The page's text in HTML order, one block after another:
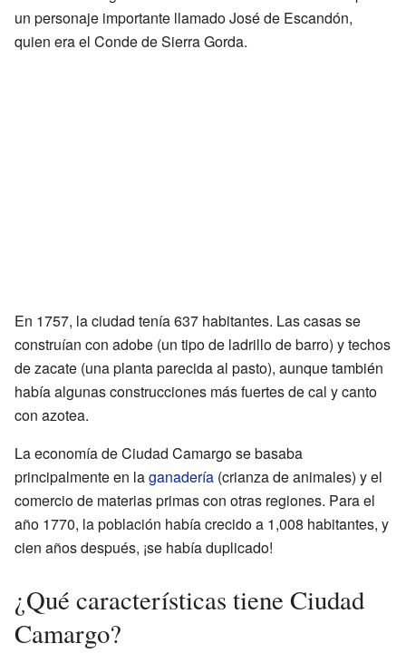
un personaje importante llamado José de Escandón,
quien era el Conde de Sierra Gorda.
En 1757, la ciudad tenía 637 habitantes. Las casas se
construían con adobe (un tipo de ladrillo de barro) y techos
de zacate (una planta parecida al pasto), aunque también
había algunas construcciones más fuertes de cal y canto
con azotea.
La economía de Ciudad Camargo se basaba
principalmente en laganadería (crianza de animales) y el
comercio de materias primas con otras regiones. Para el
año 1770, la población había crecido a 1,008 habitantes, y
cien años después, ¡se había duplicado!
¿Qué características tiene Ciudad
Camargo?